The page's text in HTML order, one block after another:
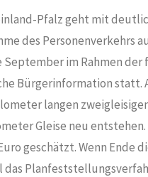
Pfalz geht mit
des Personenverkehrs
im Rahmen der
Bürgerinformation statt.
langen
Gleise neu
geschätzt. Wenn Ende